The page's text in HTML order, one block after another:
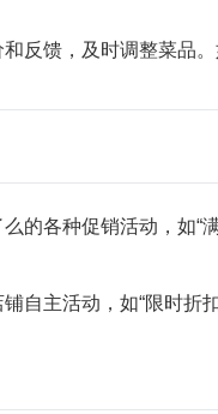
和反馈，及时调整菜品
么的各种促销活动，如“
铺自主活动，如“限时折